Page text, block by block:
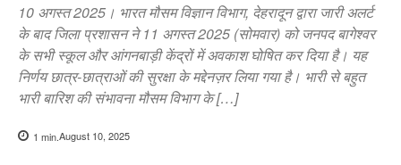
10 अगस्त 2025। भारत मौसम विज्ञान विभाग, देहरादून द्वारा जारी अलर्ट
के बाद जिला प्रशासन ने 11 अगस्त 2025 (सोमवार) को जनपद बागेश्वर
के सभी स्कूल और आंगनबाड़ी केंद्रों में अवकाश घोषित कर दिया है। यह
निर्णय छात्र-छात्राओं की सुरक्षा के मद्देनज़र लिया गया है। भारी से बहुत
भारी बारिश की संभावना मौसम विभाग के […]
1 min.August 10, 2025